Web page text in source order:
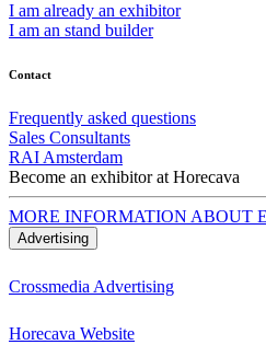
I am already an exhibitor
I am an stand builder
Contact
Frequently asked questions
Sales Consultants
RAI Amsterdam
Become an exhibitor at Horecava
MORE INFORMATION ABOUT
Advertising
Crossmedia Advertising
Horecava Website